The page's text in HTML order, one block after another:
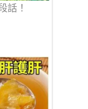
話！